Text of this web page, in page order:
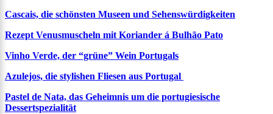
Cascais, die schönsten Museen und Sehenswürdigkeiten
Rezept Venusmuscheln mit Koriander á Bulhão Pato
Vinho Verde, der “grüne” Wein Portugals
Azulejos, die stylishen Fliesen aus Portugal
Pastel de Nata, das Geheimnis um die portugiesische
Dessertspezialität